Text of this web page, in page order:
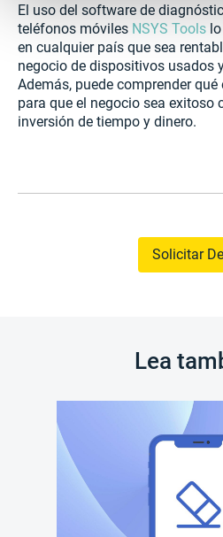
El uso del software de
teléfonos móviles NSYS Tools
en cualquier país que sea
negocio de dispositivos usados
Además, puede comprender
para que el negocio sea exitoso
inversión de tiempo y dinero.
Solicitar
Lea